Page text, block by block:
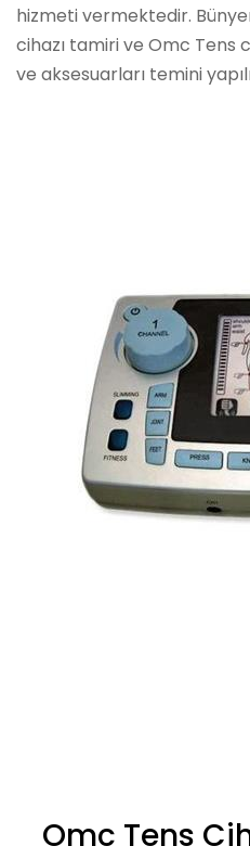
hizmeti vermektedir.
cihazı tamiri ve Omc Tens
ve aksesuarları temini
Omc Tens